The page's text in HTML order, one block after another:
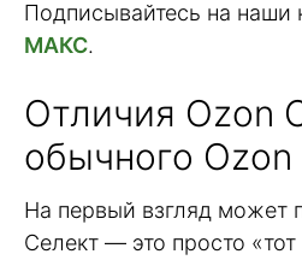
Подписывайтесь на наши
МАКС.
Отличия Ozon
обычного Ozon
На первый взгляд может
Селект — это просто